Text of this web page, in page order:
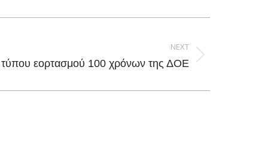
NEXT
τύπου εορτασμού 100 χρόνων της ΔΟΕ